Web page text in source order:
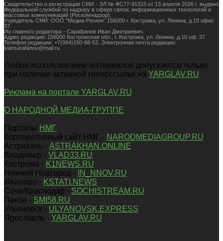
Свидетельство о регистрации СМИ - ЭЛ № ФС77-91315 от 13 апреля 2026 г. выдано
Федеральной службой по надзору в сфере связи, информационных технологий и
массовых коммуникаций (Роскомнадзор).
Учредитель СМИ: ООО "Медиа-Регион" 156000 г. Кострома, ул. Ленина, д.10 офис
37.
Ио главного редактора - Сарафанов Иван Дмитриевич.
Адрес редакции: 156000 Костромская обл., г. Кострома, ул. Ленина, д.10 оф. 37
Телефон редакции: +7(964)150-88-53. Электронная почта редакции:
ivansarafanov@mail.ru
Любое использование материалов допускается только
при наличии активной гиперссылки на YARGLAV.RU
Реклама на портале YARGLAV.RU
О НАРОДНОЙ МЕДИА-ГРУППЕ
Порталы НМГ :
Корпоративный сайт НМГ - NARODMEDIAGROUP.RU
Астрахань - ASTRAKHAN.ONLINE
Владимир - VLAD33.RU
Кострома - K1NEWS.RU
Нижний Новгород -
IN_NNOV.RU
Иваново - KSTATI.NEWS
Сочи/Краснодар - SOCHISTREAM.RU
Пенза - SMI58.RU
Ульяновск - ULYANOVSK.EXPRESS
Ярославль - YARGLAV.RU